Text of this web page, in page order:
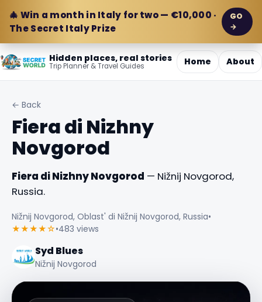
🎄 Win a month in Italy for two — €10,000 ·
The Secret Italy Prize
GO
→
Hidden places, real stories
Trip Planner & Travel Guides Home About
← Back
Fiera di Nizhny
Novgorod
Fiera di Nizhny Novgorod — Nižnij Novgorod,
Russia.
Nižnij Novgorod, Oblast' di Nižnij Novgorod, Russia•
★★★★☆•483 views
Syd Blues
Nižnij Novgorod